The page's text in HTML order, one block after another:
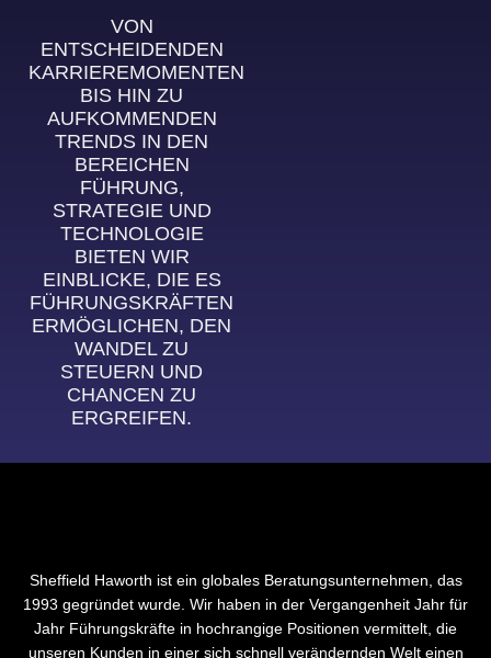
VON
ENTSCHEIDENDEN
KARRIEREMOMENTEN
BIS HIN ZU
AUFKOMMENDEN
TRENDS IN DEN
BEREICHEN
FÜHRUNG,
STRATEGIE UND
TECHNOLOGIE
BIETEN WIR
EINBLICKE, DIE ES
FÜHRUNGSKRÄFTEN
ERMÖGLICHEN, DEN
WANDEL ZU
STEUERN UND
CHANCEN ZU
ERGREIFEN.
Sheffield Haworth ist ein globales Beratungsunternehmen, das
1993 gegründet wurde. Wir haben in der Vergangenheit Jahr für
Jahr Führungskräfte in hochrangige Positionen vermittelt, die
unseren Kunden in einer sich schnell verändernden Welt einen